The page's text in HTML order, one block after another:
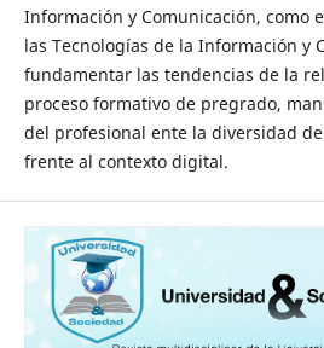
Información y Comunicación, como
las Tecnologías de la Información y
fundamentar las tendencias de la
proceso formativo de pregrado,
del profesional ente la diversidad
frente al contexto digital.